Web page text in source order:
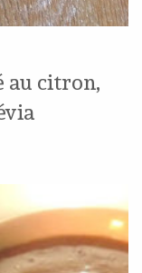
au citron,